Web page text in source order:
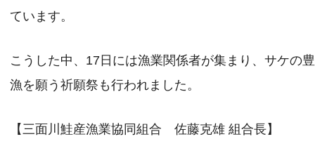
ています。
こうした中、17日には漁業関係者が集まり、サケの豊
漁を願う祈願祭も行われました。
【三面川鮭産漁業協同組合 佐藤克雄 組合長】